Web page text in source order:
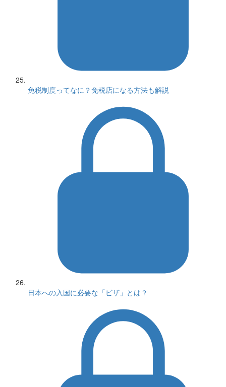
免税制度ってなに？免税店になる方法も解説
日本への入国に必要な「ビザ」とは？